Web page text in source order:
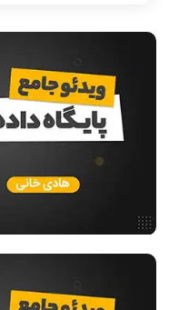
مدار منطقی
ساختمان داده
طراحی الگوریتم
هوش مصنوعی
فیلم حل سوال و تست
مقالات عمومی رشته کامپیوتر